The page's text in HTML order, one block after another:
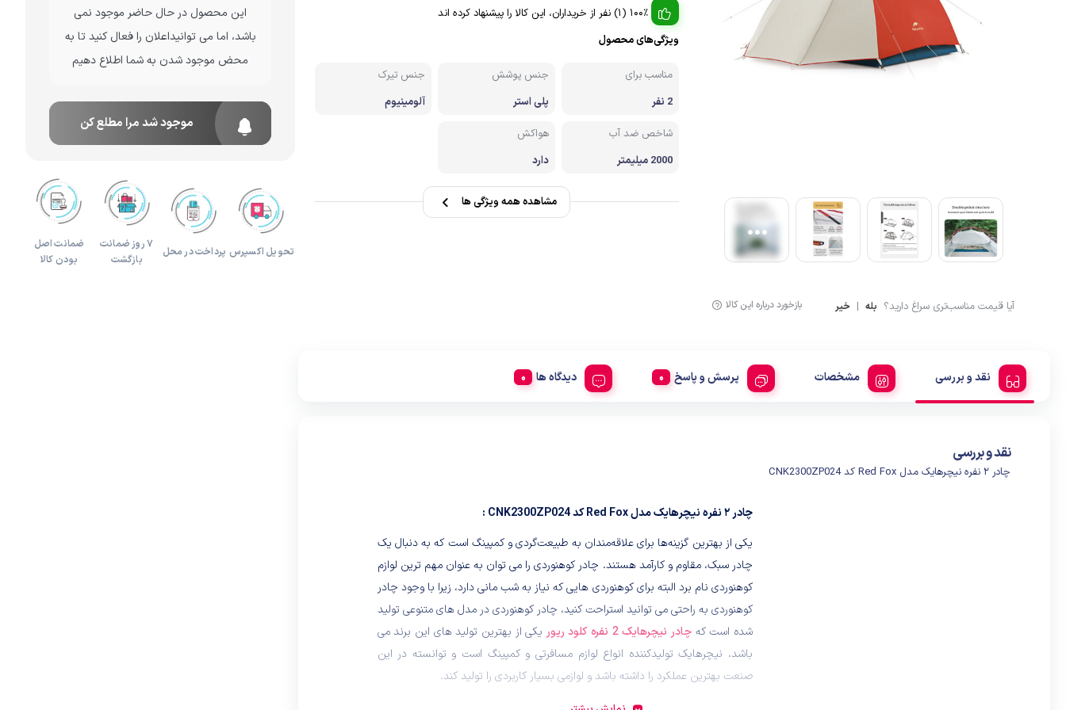
لگینگ ورزشی
شلوارک کوهنوردی و ورزشی
صندل کوهنوردی وطبیعتگردی
لوازم هدیه و تزئینی
آیا قیمت مناسب‌تری سراغ دارید؟ بله | خیر بازخورد درباره این کالا
100% (1) نفر از خریداران، این کالا را پیشنهاد کرده اند
ویژگی‌های محصول
مناسب برای
2 نفر
جنس پوشش
پلی استر
جنس تیرک
آلومینیوم
شاخص ضد آب
2000 میلیمتر
هواکش
دارد
مشاهده همه ویژگی ها
این محصول در حال حاضر موجود نمی
باشد، اما می توانیداعلان را فعال کنید تا به
محض موجود شدن به شما اطلاع دهیم
موجود شد مرا مطلع کن
تحویل اکسپرس پرداخت در محل
۷ روز ضمانت
بازگشت
ضمانت اصل
بودن کالا
نقد و بررسی مشخصات پرسش و پاسخ دیدگاه ها
نقد و بررسی
چادر ۲ نفره نیچرهایک مدل Red Fox کد CNK2300ZP024
چادر ۲ نفره نیچرهایک مدل Red Fox کد CNK2300ZP024 :
یکی از بهترین گزینه‌ها برای علاقه‌مندان به طبیعت‌گردی و کمپینگ است که به دنبال یک
چادر سبک، مقاوم و کارآمد هستند. چادر کوهنوردی را می توان به عنوان مهم ترین لوازم
کوهنوردی نام برد البته برای کوهنوردی هایی که نیاز به شب مانی دارد، زیرا با وجود چادر
کوهنوردی به راحتی می توانید استراحت کنید، چادر کوهنوردی در مدل های متنوعی تولید
شده است که چادر نیچرهایک 2 نفره کلود ریور
یکی از بهترین تولید های این برند می
باشد، نیچرهایک تولیدکننده انواع لوازم مسافرتی و کمپینگ است و توانسته در این
صنعت بهترین عملکرد را داشته باشد و لوازمی بسیار کاربردی را تولید کند.